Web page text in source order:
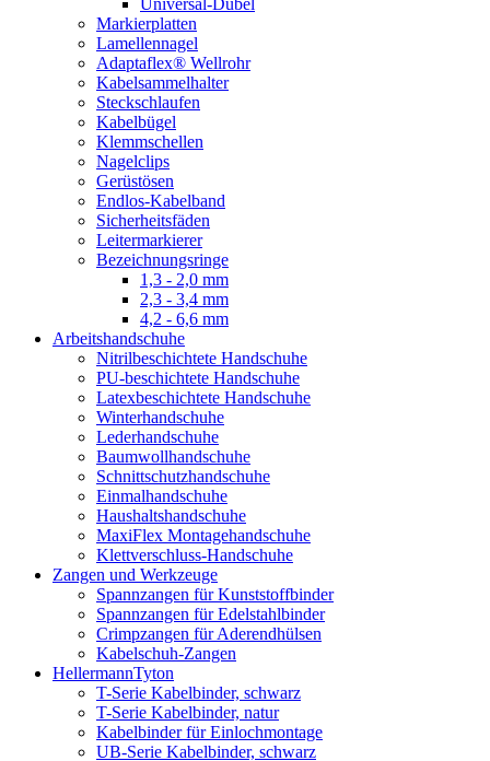
Markierplatten
Lamellennagel
Adaptaflex® Wellrohr
Kabelsammelhalter
Steckschlaufen
Kabelbügel
Klemmschellen
Nagelclips
Gerüstösen
Endlos-Kabelband
Sicherheitsfäden
Leitermarkierer
Bezeichnungsringe
1,3 - 2,0 mm
2,3 - 3,4 mm
4,2 - 6,6 mm
Arbeitshandschuhe
Nitrilbeschichtete Handschuhe
PU-beschichtete Handschuhe
Latexbeschichtete Handschuhe
Winterhandschuhe
Lederhandschuhe
Baumwollhandschuhe
Schnittschutzhandschuhe
Einmalhandschuhe
Haushaltshandschuhe
MaxiFlex Montagehandschuhe
Klettverschluss-Handschuhe
Zangen und Werkzeuge
Spannzangen für Kunststoffbinder
Spannzangen für Edelstahlbinder
Crimpzangen für Aderendhülsen
Kabelschuh-Zangen
HellermannTyton
T-Serie Kabelbinder, schwarz
T-Serie Kabelbinder, natur
Kabelbinder für Einlochmontage
UB-Serie Kabelbinder, schwarz